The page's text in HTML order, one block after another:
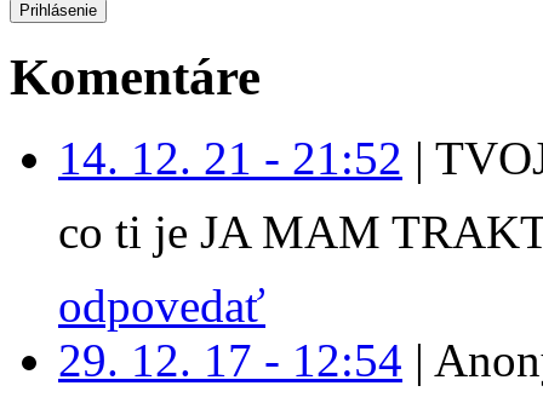
Komentáre
14. 12. 21 - 21:52 |
co ti je JA MAM
odpovedať
29. 12. 17 - 12:54 |